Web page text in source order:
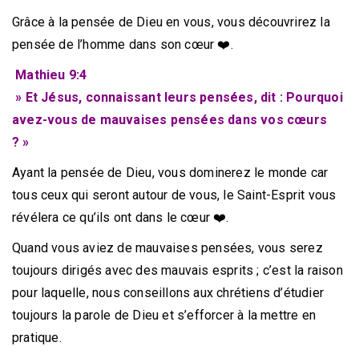
Grâce à la pensée de Dieu en vous, vous découvrirez la
pensée de l’homme dans son cœur ❤️.
Mathieu 9:4
» Et Jésus, connaissant leurs pensées, dit : Pourquoi
avez-vous de mauvaises pensées dans vos cœurs
? »
Ayant la pensée de Dieu, vous dominerez le monde car
tous ceux qui seront autour de vous, le Saint-Esprit vous
révélera ce qu’ils ont dans le cœur ❤️.
Quand vous aviez de mauvaises pensées, vous serez
toujours dirigés avec des mauvais esprits ; c’est la raison
pour laquelle, nous conseillons aux chrétiens d’étudier
toujours la parole de Dieu et s’efforcer à la mettre en
pratique.